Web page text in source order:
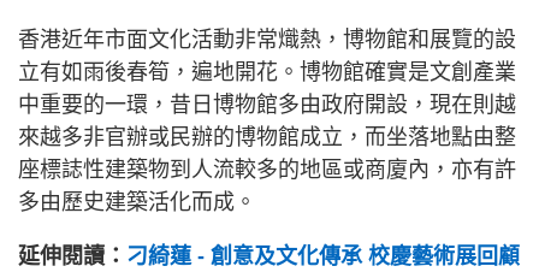
香港近年市面文化活動非常熾熱，博物館和展覽的設
立有如雨後春筍，遍地開花。博物館確實是文創產業
中重要的一環，昔日博物館多由政府開設，現在則越
來越多非官辦或民辦的博物館成立，而坐落地點由整
座標誌性建築物到人流較多的地區或商廈內，亦有許
多由歷史建築活化而成。
延伸閱讀： 刁綺蓮 - 創意及文化傳承 校慶藝術展回顧